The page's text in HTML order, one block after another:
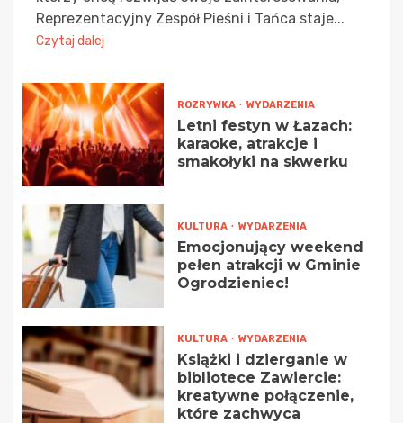
Reprezentacyjny Zespół Pieśni i Tańca staje...
Czytaj dalej
ROZRYWKA WYDARZENIA
Letni festyn w Łazach:
karaoke, atrakcje i
smakołyki na skwerku
KULTURA WYDARZENIA
Emocjonujący weekend
pełen atrakcji w Gminie
Ogrodzieniec!
KULTURA WYDARZENIA
Książki i dzierganie w
bibliotece Zawiercie:
kreatywne połączenie,
które zachwyca